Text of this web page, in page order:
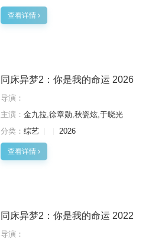
查看详情
同床异梦2：你是我的命运 2026
导演：
主演： 金九拉,徐章勋,秋瓷炫,于晓光
分类： 综艺 2026
查看详情
同床异梦2：你是我的命运 2022
导演：